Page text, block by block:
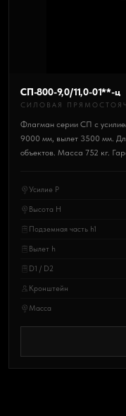
СП-800-9,0/11,0-01**-ц
СИЛОВАЯ
Флагман серии СП с
9000 мм, вылет 3500 мм.
объектов. Масса 752 кг.
Усилие P
Высота H
Подземная часть h1
Вылет h
D1 / D2
Кронштейн
Масса